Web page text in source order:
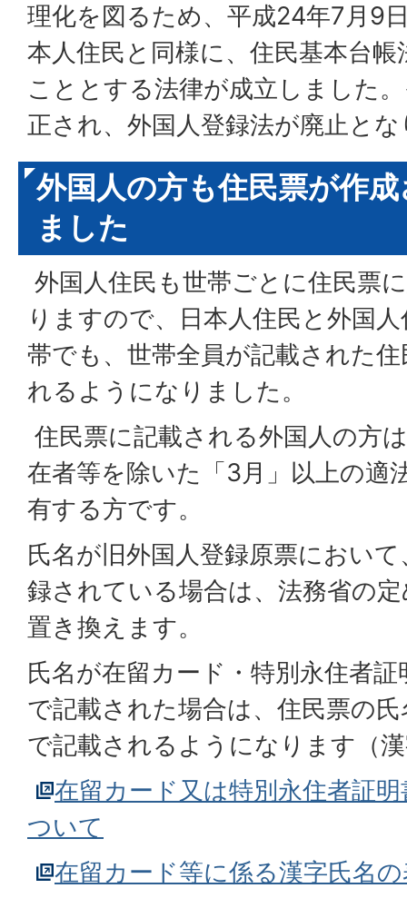
理化を図るため、平成24年7月9
本人住民と同様に、住民基本台
こととする法律が成立しました
正され、外国人登録法が廃止と
外国人の方も住民票が作
ました
外国人住民も世帯ごとに住民票
りますので、日本人住民と外国
帯でも、世帯全員が記載された
れるようになりました。
住民票に記載される外国人の方
在者等を除いた「3月」以上の適
有する方です。
氏名が旧外国人登録原票におい
録されている場合は、法務省の
置き換えます。
氏名が在留カード・特別永住者
で記載された場合は、住民票の
で記載されるようになります（
在留カード又は特別永住者証
ついて
在留カード等に係る漢字氏名